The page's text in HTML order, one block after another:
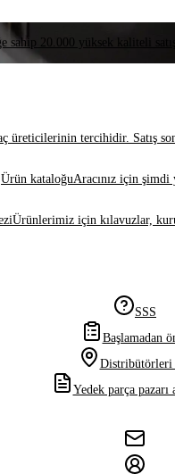
sahip 20.000 yüksek kaliteli
üreticilerinin tercihidir. Satış
Ürün kataloğuAracınız için şimdi
Ürünlerimiz için kılavuzlar,
SSS
Başlamadan
Distribütörleri
Yedek parça pazarı